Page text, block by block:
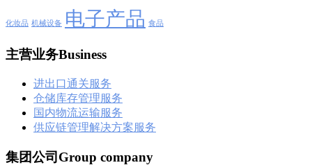
化妆品 机械设备 电子产品 食品
主营业务Business
进出口通关服务
仓储库存管理服务
国内物流运输服务
供应链管理解决方案服务
集团公司Group company